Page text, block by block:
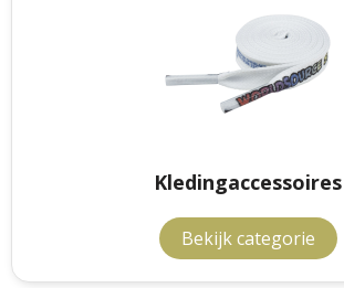
Kledingaccessoires
Bekijk categorie